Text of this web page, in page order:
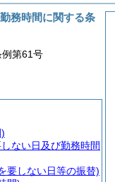
務時間に関する条
第61号
ない日及び勤務時間
要しない日等の振替)